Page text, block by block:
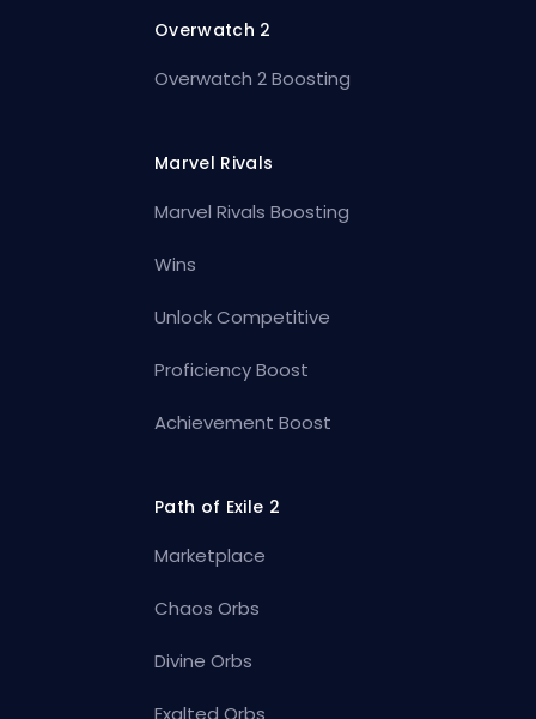
Overwatch 2
Overwatch 2 Boosting
Marvel Rivals
Marvel Rivals Boosting
Wins
Unlock Competitive
Proficiency Boost
Achievement Boost
Path of Exile 2
Marketplace
Chaos Orbs
Divine Orbs
Exalted Orbs